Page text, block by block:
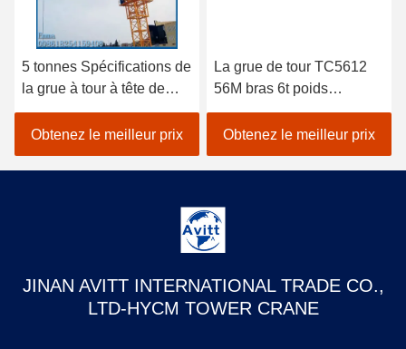
5 tonnes Spécifications de
la grue à tour à tête de
chat pour les projets de
construction civile
Obtenez le meilleur prix
La grue de tour TC5612
56M bras 6t poids
équipement de
construction de bâtiment
Obtenez le meilleur prix
JINAN AVITT INTERNATIONAL TRADE CO.,
LTD-HYCM TOWER CRANE